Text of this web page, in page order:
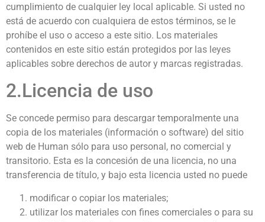
cumplimiento de cualquier ley local aplicable. Si usted no
está de acuerdo con cualquiera de estos términos, se le
prohíbe el uso o acceso a este sitio. Los materiales
contenidos en este sitio están protegidos por las leyes
aplicables sobre derechos de autor y marcas registradas.
2.Licencia de uso
Se concede permiso para descargar temporalmente una
copia de los materiales (información o software) del sitio
web de Human sólo para uso personal, no comercial y
transitorio. Esta es la concesión de una licencia, no una
transferencia de título, y bajo esta licencia usted no puede
modificar o copiar los materiales;
utilizar los materiales con fines comerciales o para su